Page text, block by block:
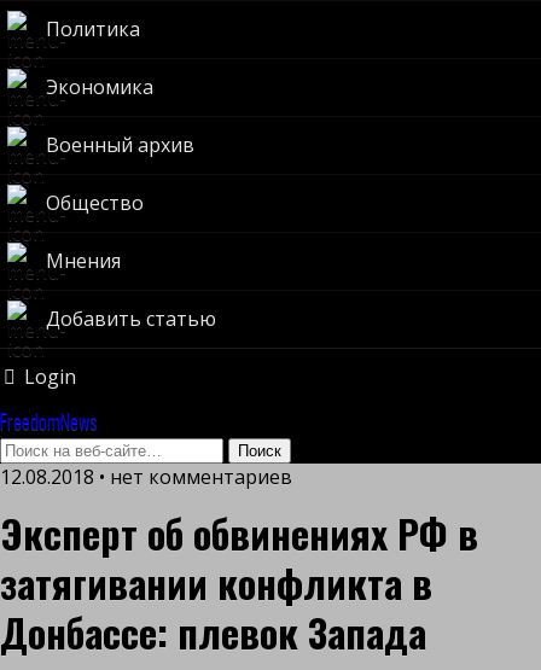
Политика
Экономика
Военный архив
Общество
Мнения
Добавить статью
Login
FreedomNews
12.08.2018 • нет комментариев
Эксперт об обвинениях РФ в
затягивании конфликта в
Донбассе: плевок Запада